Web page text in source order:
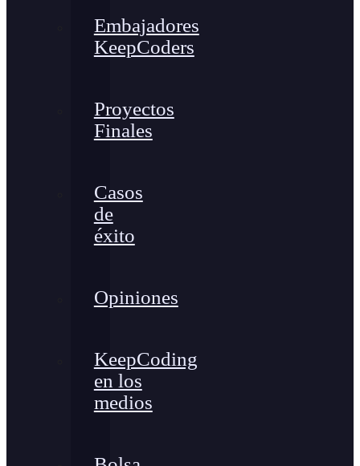
Embajadores
KeepCoders
Proyectos
Finales
Casos
de
éxito
Opiniones
KeepCoding
en los
medios